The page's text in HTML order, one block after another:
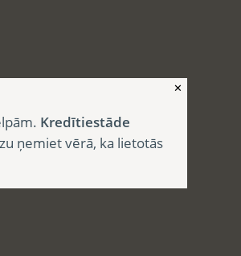
✕
Kredītiestāde
ņemiet vērā, ka lietotās